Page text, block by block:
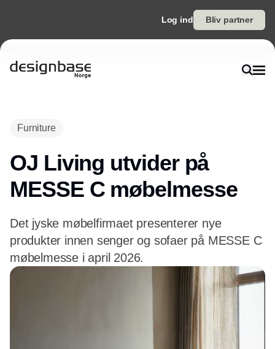
Log ind Bliv partner
Furniture
OJ Living utvider på
MESSE C møbelmesse
Det jyske møbelfirmaet presenterer nye
produkter innen senger og sofaer på MESSE C
møbelmesse i april 2026.